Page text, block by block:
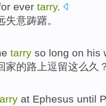
ever tarry.
失意踌躇。
tarry so long on his
家的路上逗留这么久
at Ephesus until